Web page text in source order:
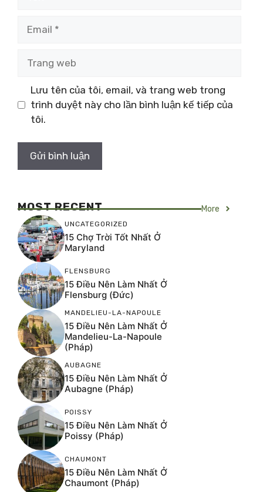
Lưu tên của tôi, email, và trang web trong
trình duyệt này cho lần bình luận kế tiếp của
tôi.
MOST RECENT More
UNCATEGORIZED
15 Chợ Trời Tốt Nhất Ở
Maryland
FLENSBURG
15 Điều Nên Làm Nhất Ở
Flensburg (Đức)
MANDELIEU-LA-NAPOULE
15 Điều Nên Làm Nhất Ở
Mandelieu-La-Napoule
(Pháp)
AUBAGNE
15 Điều Nên Làm Nhất Ở
Aubagne (Pháp)
POISSY
15 Điều Nên Làm Nhất Ở
Poissy (Pháp)
CHAUMONT
15 Điều Nên Làm Nhất Ở
Chaumont (Pháp)